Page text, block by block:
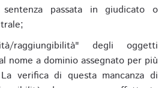
passata in giudicato o
raggiungibilità" degli oggetti
nome a dominio assegnato per più
verifica di questa mancanza di